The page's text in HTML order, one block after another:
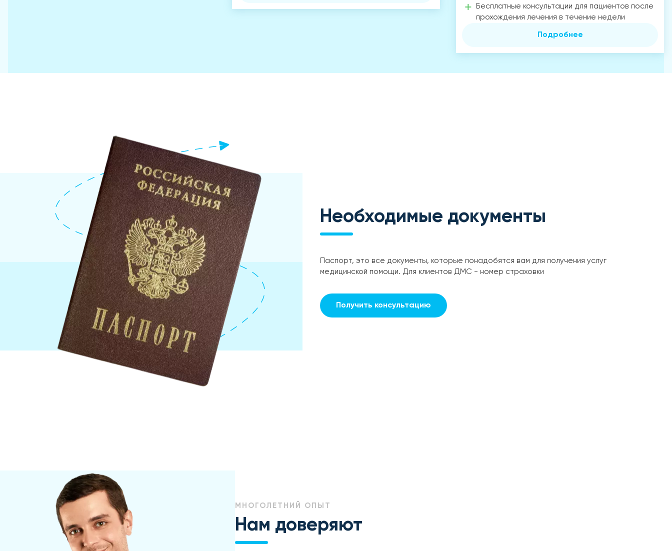
Бесплатные консультации для пациентов после
прохождения лечения в течение недели
Подробнее
Необходимые документы
Паспорт, это все документы, которые понадобятся вам для получения услуг
медицинской помощи. Для клиентов ДМС - номер страховки
Получить консультацию
МНОГОЛЕТНИЙ ОПЫТ
Нам доверяют